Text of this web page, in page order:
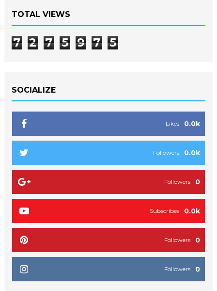
TOTAL VIEWS
7 2 7 5 9 7 5
SOCIALIZE
0.0k
Likes
0.0k
Followers
0
Followers
0.0k
Subscribes
0
Followers
0
Followers